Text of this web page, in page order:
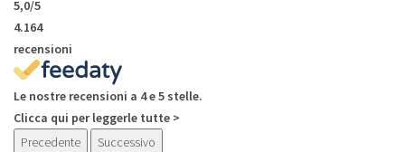
5,0/5
4.164
recensioni
Le nostre recensioni a 4 e 5 stelle.
Clicca qui per leggerle tutte >
Precedente
Successivo